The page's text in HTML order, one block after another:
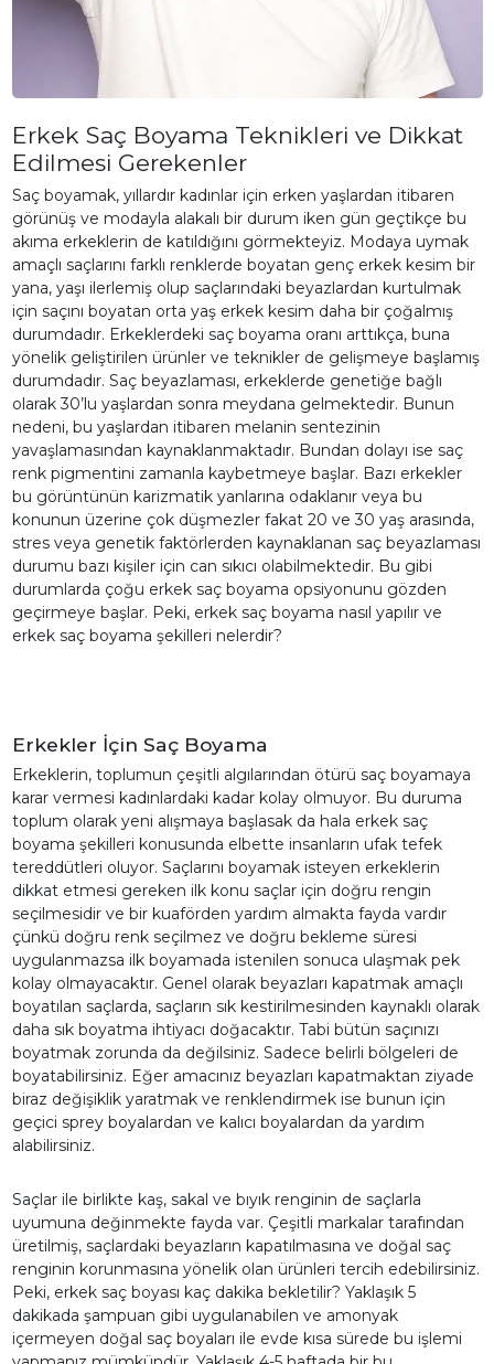
Erkek Saç Boyama Teknikleri ve Dikkat
Edilmesi Gerekenler
Saç boyamak, yıllardır kadınlar için erken yaşlardan itibaren
görünüş ve modayla alakalı bir durum iken gün geçtikçe bu
akıma erkeklerin de katıldığını görmekteyiz. Modaya uymak
amaçlı saçlarını farklı renklerde boyatan genç erkek kesim bir
yana, yaşı ilerlemiş olup saçlarındaki beyazlardan kurtulmak
için saçını boyatan orta yaş erkek kesim daha bir çoğalmış
durumdadır. Erkeklerdeki saç boyama oranı arttıkça, buna
yönelik geliştirilen ürünler ve teknikler de gelişmeye başlamış
durumdadır. Saç beyazlaması, erkeklerde genetiğe bağlı
olarak 30’lu yaşlardan sonra meydana gelmektedir. Bunun
nedeni, bu yaşlardan itibaren melanin sentezinin
yavaşlamasından kaynaklanmaktadır. Bundan dolayı ise saç
renk pigmentini zamanla kaybetmeye başlar. Bazı erkekler
bu görüntünün karizmatik yanlarına odaklanır veya bu
konunun üzerine çok düşmezler fakat 20 ve 30 yaş arasında,
stres veya genetik faktörlerden kaynaklanan saç beyazlaması
durumu bazı kişiler için can sıkıcı olabilmektedir. Bu gibi
durumlarda çoğu erkek saç boyama opsiyonunu gözden
geçirmeye başlar. Peki, erkek saç boyama nasıl yapılır ve
erkek saç boyama şekilleri nelerdir?
Erkekler İçin Saç Boyama
Erkeklerin, toplumun çeşitli algılarından ötürü saç boyamaya
karar vermesi kadınlardaki kadar kolay olmuyor. Bu duruma
toplum olarak yeni alışmaya başlasak da hala erkek saç
boyama şekilleri konusunda elbette insanların ufak tefek
tereddütleri oluyor. Saçlarını boyamak isteyen erkeklerin
dikkat etmesi gereken ilk konu saçlar için doğru rengin
seçilmesidir ve bir kuaförden yardım almakta fayda vardır
çünkü doğru renk seçilmez ve doğru bekleme süresi
uygulanmazsa ilk boyamada istenilen sonuca ulaşmak pek
kolay olmayacaktır. Genel olarak beyazları kapatmak amaçlı
boyatılan saçlarda, saçların sık kestirilmesinden kaynaklı olarak
daha sık boyatma ihtiyacı doğacaktır. Tabi bütün saçınızı
boyatmak zorunda da değilsiniz. Sadece belirli bölgeleri de
boyatabilirsiniz. Eğer amacınız beyazları kapatmaktan ziyade
biraz değişiklik yaratmak ve renklendirmek ise bunun için
geçici sprey boyalardan ve kalıcı boyalardan da yardım
alabilirsiniz.
Saçlar ile birlikte kaş, sakal ve bıyık renginin de saçlarla
uyumuna değinmekte fayda var. Çeşitli markalar tarafından
üretilmiş, saçlardaki beyazların kapatılmasına ve doğal saç
renginin korunmasına yönelik olan ürünleri tercih edebilirsiniz.
Peki, erkek saç boyası kaç dakika bekletilir? Yaklaşık 5
dakikada şampuan gibi uygulanabilen ve amonyak
içermeyen doğal saç boyaları ile evde kısa sürede bu işlemi